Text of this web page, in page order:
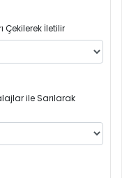
Çekilerek İletilir
ile Sarılarak